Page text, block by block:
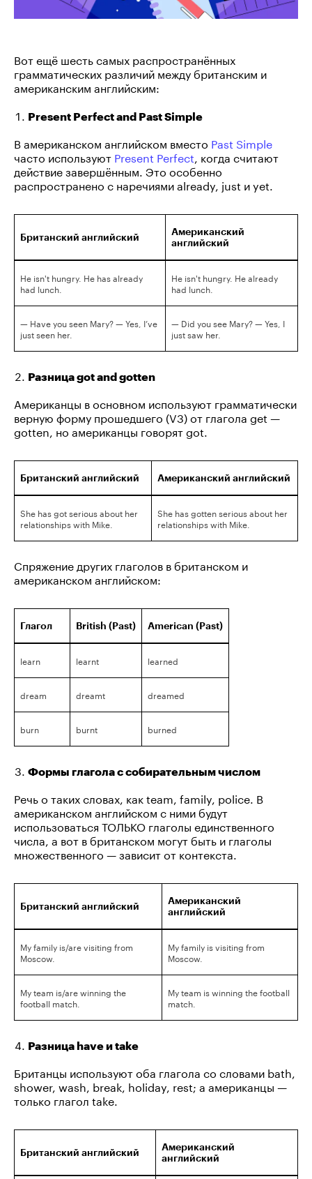
Вот ещё шесть самых распространённых
грамматических различий между британским и
американским английским:
Present Perfect and Past Simple
В американском английском вместо Past Simple
часто используют Present Perfect , когда считают
действие завершённым. Это особенно
распространено с наречиями already, just и yet.
Британский английский
Американский
английский
He isn't hungry. He has already
had lunch.
He isn't hungry. He already
had lunch.
— Have you seen Mary? — Yes, I’ve
just seen her.
— Did you see Mary? — Yes, I
just saw her.
Разница got and gotten
Американцы в основном используют грамматически
верную форму прошедшего (V3) от глагола get —
gotten, но американцы говорят got.
Британский английский Американский английский
She has got serious about her
relationships with Mike.
She has gotten serious about her
relationships with Mike.
Спряжение других глаголов в британском и
американском английском:
Глагол British (Past) American (Past)
learn learnt learned
dream dreamt dreamed
burn burnt burned
Формы глагола с собирательным числом
Речь о таких словах, как team, family, police. В
американском английском с ними будут
использоваться ТОЛЬКО глаголы единственного
числа, а вот в британском могут быть и глаголы
множественного — зависит от контекста.
Британский английский
Американский
английский
My family is/are visiting from
Moscow.
My family is visiting from
Moscow.
My team is/are winning the
football match.
My team is winning the football
match.
Разница have и take
Британцы используют оба глагола со словами bath,
shower, wash, break, holiday, rest; а американцы —
только глагол take.
Британский английский
Американский
английский